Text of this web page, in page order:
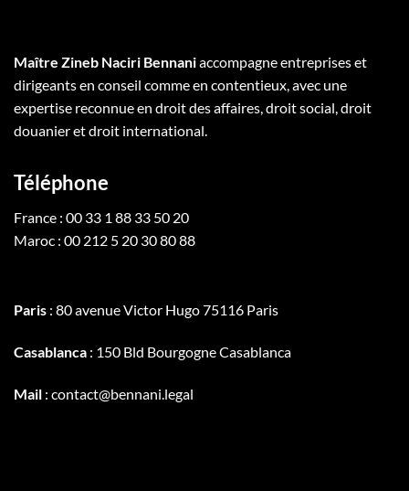
Maître Zineb Naciri Bennaniaccompagne entreprises et
dirigeants en conseil comme en contentieux, avec une
expertise reconnue en droit des affaires, droit social, droit
douanier et droit international.
Téléphone
France : 00 33 1 88 33 50 20
Maroc : 00 212 5 20 30 80 88
Paris : 80 avenue Victor Hugo 75116 Paris
Casablanca : 150 Bld Bourgogne Casablanca
Mail : contact@bennani.legal